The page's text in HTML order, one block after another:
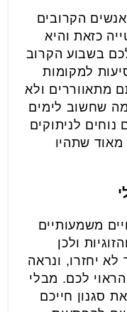
הקרובים
כזאת והיא
בשבוע הקרוב
למקומות
מתאווררים ולא
שחשוב לימים
לניתוקים
שתהיו
משמעותיים
ולכן
לא יחזרו, ונראה
לכם. מבלי
סגנון חייכם